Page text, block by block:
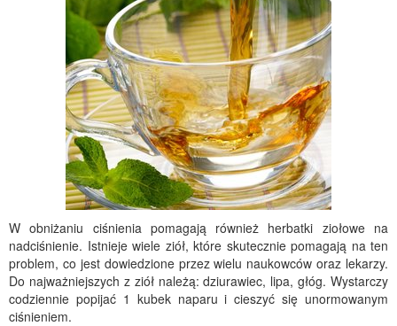
W obniżaniu ciśnienia pomagają również herbatki ziołowe na
nadciśnienie. Istnieje wiele ziół, które skutecznie pomagają na ten
problem, co jest dowiedzione przez wielu naukowców oraz lekarzy.
Do najważniejszych z ziół należą: dziurawiec, lipa, głóg. Wystarczy
codziennie popijać 1 kubek naparu i cieszyć się unormowanym
ciśnieniem.